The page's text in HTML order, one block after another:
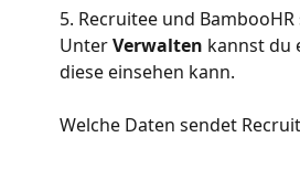
5. Recruitee und
Unter Verwalten kannst du
diese einsehen kann.
Welche Daten sendet